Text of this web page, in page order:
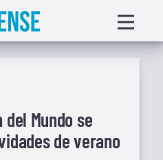
menu
del Mundo se
de verano